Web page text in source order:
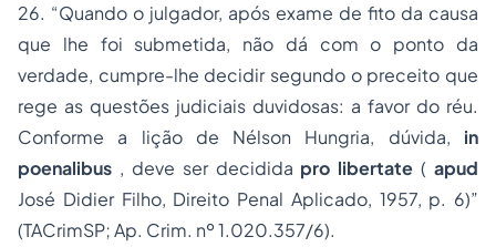
26. “Quando o julgador, após exame de fito da causa
que lhe foi submetida, não dá com o ponto da
verdade, cumpre-lhe decidir segundo o preceito que
rege as questões judiciais duvidosas: a favor do réu.
Conforme a lição de Nélson Hungria, dúvida, in
poenalibus , deve ser decidida pro libertate ( apud
José Didier Filho, Direito Penal Aplicado, 1957, p. 6)”
(TACrimSP;Ap. Crim. nº 1.020.357/6).